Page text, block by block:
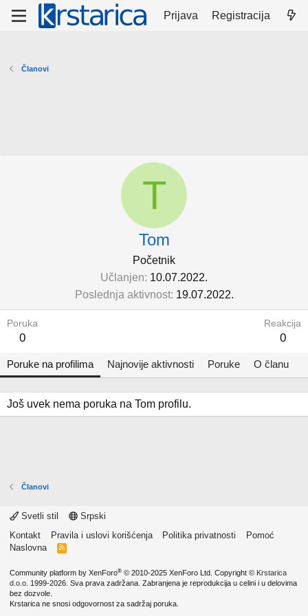
Prijava Registracija
Članovi
T
Tom
Početnik
Učlanjen 10.07.2022.
Poslednja aktivnost 19.07.2022.
Poruka
0
Reakcija
0
Poruke na profilima Najnovije aktivnosti Poruke O članu
Još uvek nema poruka na Tom profilu.
Članovi
Svetli stil
Srpski
Kontakt
Pravila i uslovi korišćenja Politika privatnosti
Pomoć
Naslovna
R
Community platform by XenForo® © 2010-2025 XenForo Ltd. Copyright © Krstarica
d.o.o. 1999-2026. Sva prava zadržana. Zabranjena je reprodukcija u celini i u delovima
bez dozvole.
Krstarica ne snosi odgovornost za sadržaj poruka.